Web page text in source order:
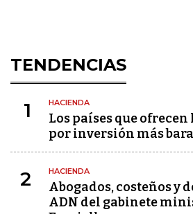
TENDENCIAS
1 HACIENDA
Los países que
por inversión más
2 HACIENDA
Abogados, costeños y
ADN del gabinete